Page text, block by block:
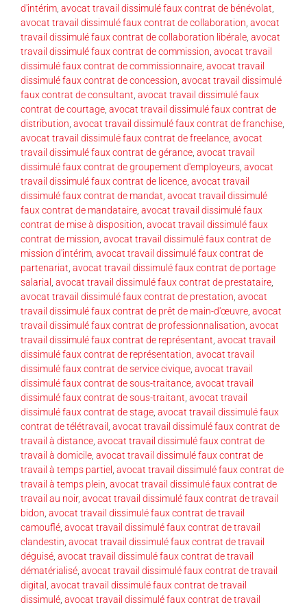
d'intérim avocat travail dissimulé faux contrat de bénévolat
avocat travail dissimulé faux contrat de collaboration avocat
travail dissimulé faux contrat de collaboration libérale avocat
travail dissimulé faux contrat de commission avocat travail
dissimulé faux contrat de commissionnaire avocat travail
dissimulé faux contrat de concession avocat travail dissimulé
faux contrat de consultant avocat travail dissimulé faux
contrat de courtage avocat travail dissimulé faux contrat de
distribution avocat travail dissimulé faux contrat de franchise
avocat travail dissimulé faux contrat de freelance avocat
travail dissimulé faux contrat de gérance avocat travail
dissimulé faux contrat de groupement d'employeurs avocat
travail dissimulé faux contrat de licence avocat travail
dissimulé faux contrat de mandat avocat travail dissimulé
faux contrat de mandataire avocat travail dissimulé faux
contrat de mise à disposition avocat travail dissimulé faux
contrat de mission avocat travail dissimulé faux contrat de
mission d'intérim avocat travail dissimulé faux contrat de
partenariat avocat travail dissimulé faux contrat de portage
salarial
avocat travail dissimulé faux contrat de prestataire
avocat travail dissimulé faux contrat de prestation avocat
travail dissimulé faux contrat de prêt de main-d'œuvre avocat
travail dissimulé faux contrat de professionnalisation avocat
travail dissimulé faux contrat de représentant avocat travail
dissimulé faux contrat de représentation avocat travail
dissimulé faux contrat de service civique avocat travail
dissimulé faux contrat de sous-traitance avocat travail
dissimulé faux contrat de sous-traitant avocat travail
dissimulé faux contrat de stage avocat travail dissimulé faux
contrat de télétravail
avocat travail dissimulé faux contrat de
travail à distance avocat travail dissimulé faux contrat de
travail à domicile avocat travail dissimulé faux contrat de
travail à temps partiel avocat travail dissimulé faux contrat de
travail à temps plein avocat travail dissimulé faux contrat de
travail au noir, avocat travail dissimulé faux contrat de travail
bidon avocat travail dissimulé faux contrat de travail
camouflé avocat travail dissimulé faux contrat de travail
clandestin avocat travail dissimulé faux contrat de travail
déguisé avocat travail dissimulé faux contrat de travail
dématérialisé avocat travail dissimulé faux contrat de travail
digital
avocat travail dissimulé faux contrat de travail
dissimulé avocat travail dissimulé faux contrat de travail